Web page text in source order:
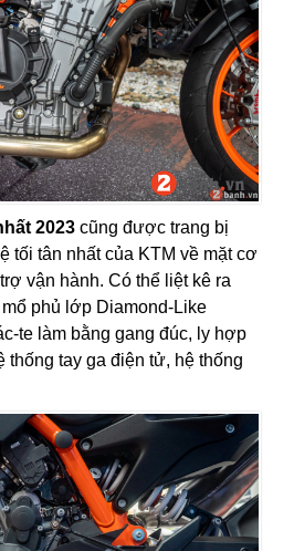
2023 cũng được trang bị
tối tân nhất của KTM về mặt cơ
vận hành. Có thể liệt kê ra
phủ lớp Diamond-Like
te làm bằng gang đúc, ly hợp
thống tay ga điện tử, hệ thống